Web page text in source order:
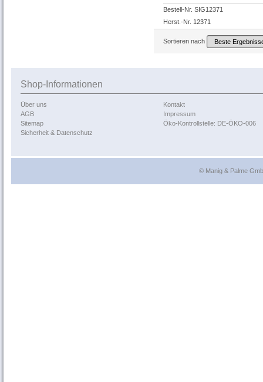
Bestell-Nr. SIG12371
Herst.-Nr. 12371
Sortieren nach
Shop-Informationen
Über uns
AGB
Sitemap
Sicherheit & Datenschutz
Kontakt
Impressum
Öko-Kontrollstelle: DE-ÖKO-006
© Manig & Palme